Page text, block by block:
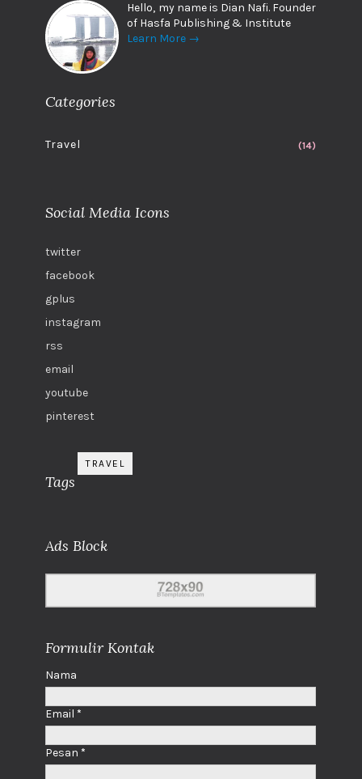
Hello, my name is Dian Nafi. Founder
of Hasfa Publishing & Institute
Learn More →
Categories
Travel (14)
Social Media Icons
twitter
facebook
gplus
instagram
rss
email
youtube
pinterest
Tags
TRAVEL
Ads Block
Formulir Kontak
Nama
Email *
Pesan *